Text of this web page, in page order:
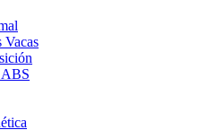
Vacas
ABS